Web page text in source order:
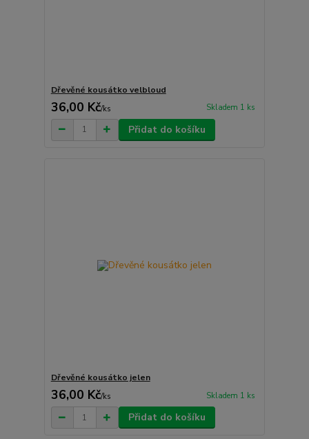
Dřevěné kousátko velbloud
36,00 Kč/ks Skladem 1 ks
Přidat do košíku
Dřevěné kousátko jelen
36,00 Kč/ks Skladem 1 ks
Přidat do košíku